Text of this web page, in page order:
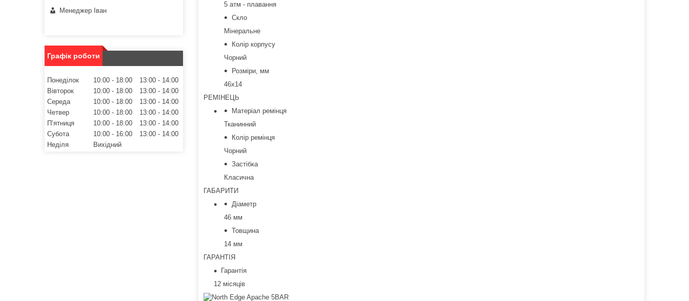
5 атм - плавання
Скло
Мінеральне
Колір корпусу
Чорний
Розміри, мм
46х14
РЕМІНЕЦЬ
Матеріал ремінця
Тканинний
Колір ремінця
Чорний
Застібка
Класична
ГАБАРИТИ
Діаметр
46 мм
Товщина
14 мм
ГАРАНТІЯ
Гарантія
12 місяців
Менеджер Іван
Графік роботи
Понеділок 10:00 18:00 13:00
14:00
Вівторок
10:00 18:00 13:00
14:00
Середа
10:00 18:00 13:00
14:00
Четвер
10:00 18:00 13:00
14:00
Пʼятниця
10:00 18:00 13:00
14:00
Субота
10:00 16:00 13:00
14:00
Неділя
Вихідний